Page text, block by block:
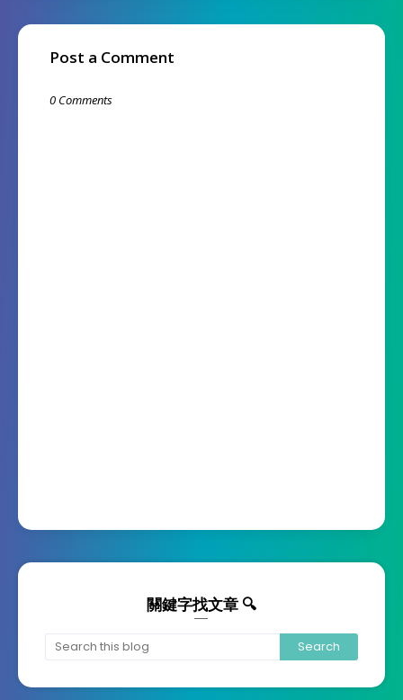
Post a Comment
0 Comments
關鍵字找文章 🔍